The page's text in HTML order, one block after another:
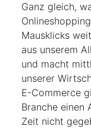
Ganz gleich,
Mausklicks
aus unserem
und macht
unserer
E-Commerce
Branche einen
Zeit nicht